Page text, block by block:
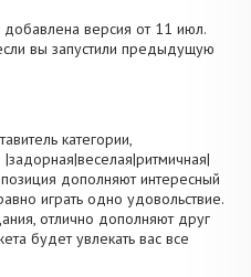
версия от 11 июл.
вы запустили предыдущую
категории,
дополняют интересный
играть одно удовольствие.
отлично дополняют друг
будет увлекать вас все